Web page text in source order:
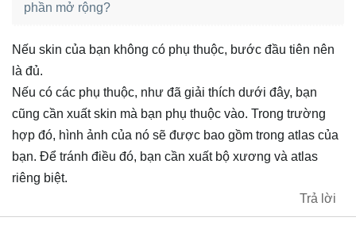
phần mở rộng?
Nếu skin của bạn không có phụ thuộc, bước đầu tiên nên
là đủ.
Nếu có các phụ thuộc, như đã giải thích dưới đây, bạn
cũng cần xuất skin mà bạn phụ thuộc vào. Trong trường
hợp đó, hình ảnh của nó sẽ được bao gồm trong atlas của
bạn. Để tránh điều đó, bạn cần xuất bộ xương và atlas
riêng biệt.
Trả lời